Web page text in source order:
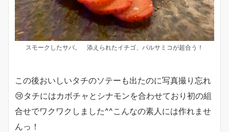
スモークしたサバ。 添えられたイチゴ、バルサミコが超合う！
この後おいしいタチのソテーも出たのに写真撮り忘れ
😢タチにはカボチャとシナモンを合わせており初の組
合せでワクワクしました^^こんなの素人には作れませ
んっ！